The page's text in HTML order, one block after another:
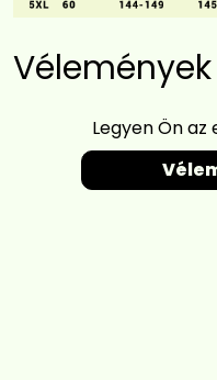
Vélemények
Legyen Ön